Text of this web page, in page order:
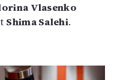
Vlasenko
Shima Salehi.